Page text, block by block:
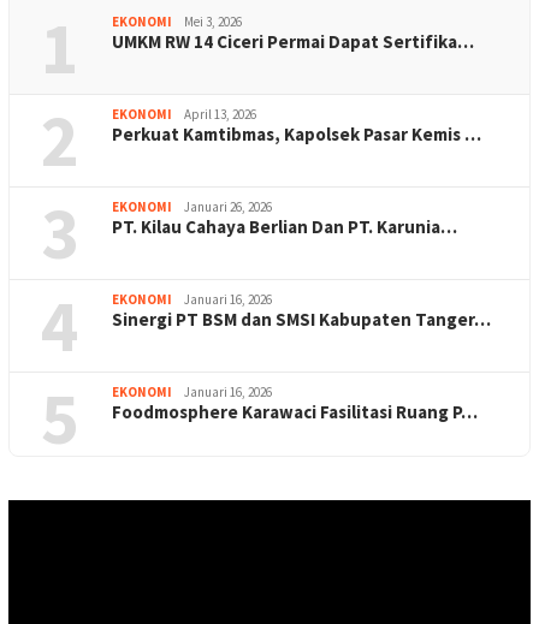
1 EKONOMI Mei 3, 2026
UMKM RW 14 Ciceri Permai Dapat Sertifika…
2 EKONOMI April 13, 2026
Perkuat Kamtibmas, Kapolsek Pasar Kemis …
3 EKONOMI Januari 26, 2026
PT. Kilau Cahaya Berlian Dan PT. Karunia…
4 EKONOMI Januari 16, 2026
Sinergi PT BSM dan SMSI Kabupaten Tanger…
5 EKONOMI Januari 16, 2026
Foodmosphere Karawaci Fasilitasi Ruang P…